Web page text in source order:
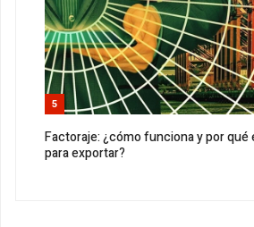
5
Factoraje: ¿cómo funciona y por qué
para exportar?